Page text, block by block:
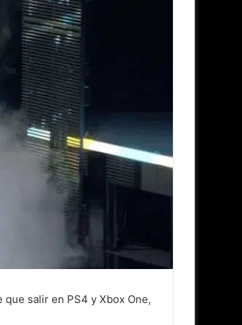
salir en PS4 y Xbox One,